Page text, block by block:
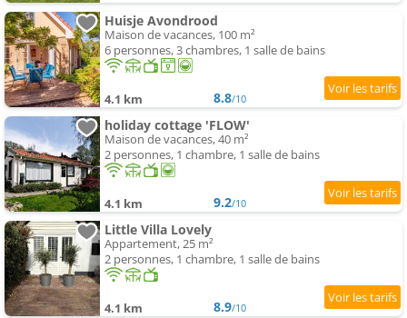
Huisje Avondrood
Maison de vacances, 100 m²
6 personnes, 3 chambres, 1 salle de bains
4.1 km 8.8/10
holiday cottage 'FLOW'
Maison de vacances, 40 m²
2 personnes, 1 chambre, 1 salle de bains
4.1 km 9.2/10
Little Villa Lovely
Appartement, 25 m²
2 personnes, 1 chambre, 1 salle de bains
4.1 km 8.9/10